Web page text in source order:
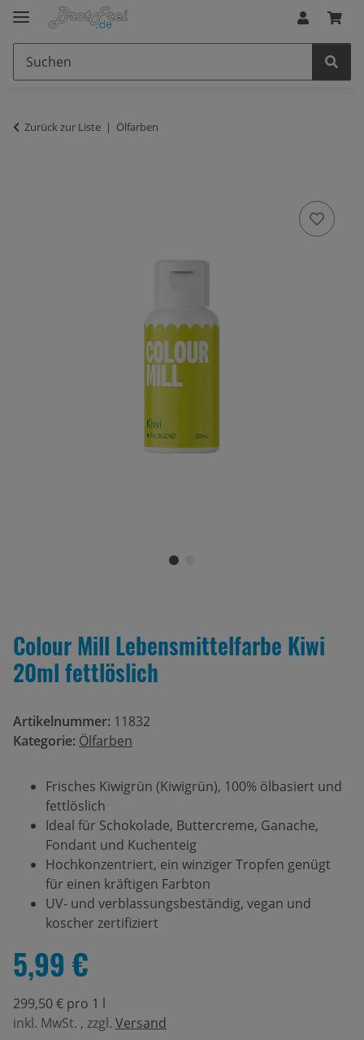
Zurück zur Liste Ölfarben
Colour Mill Lebensmittelfarbe Kiwi
20ml fettlöslich
Artikelnummer: 11832
Kategorie: Ölfarben
Frisches Kiwigrün (Kiwigrün), 100% ölbasiert und
fettlöslich
Ideal für Schokolade, Buttercreme, Ganache,
Fondant und Kuchenteig
Hochkonzentriert, ein winziger Tropfen genügt
für einen kräftigen Farbton
UV- und verblassungsbeständig, vegan und
koscher zertifiziert
5,99 €
299,50 € pro 1 l
inkl. MwSt. , zzgl. Versand